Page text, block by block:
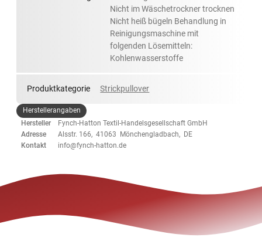
Nicht im Wäschetrockner trocknen
Nicht heiß bügeln Behandlung in
Reinigungsmaschine mit
folgenden Lösemitteln:
Kohlenwasserstoffe
Produktkategorie Strickpullover
Herstellerangaben
Hersteller
Fynch-Hatton Textil-Handelsgesellschaft GmbH
Adresse
Alsstr. 166, 41063 Mönchengladbach, DE
Kontakt
info@fynch-hatton.de